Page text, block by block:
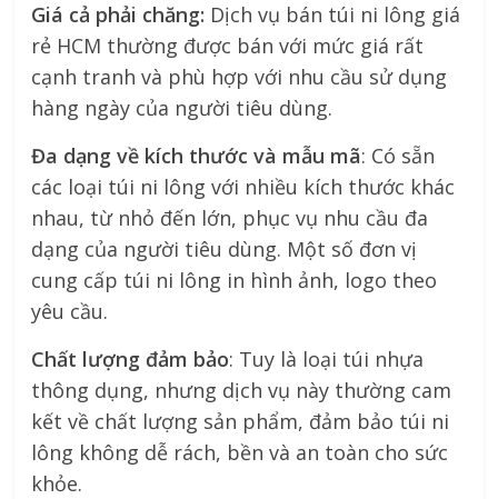
Giá cả phải chăng: Dịch vụ bán túi ni lông giá
rẻ HCM thường được bán với mức giá rất
cạnh tranh và phù hợp với nhu cầu sử dụng
hàng ngày của người tiêu dùng.
Đa dạng về kích thước và mẫu mã: Có sẵn
các loại túi ni lông với nhiều kích thước khác
nhau, từ nhỏ đến lớn, phục vụ nhu cầu đa
dạng của người tiêu dùng. Một số đơn vị
cung cấp túi ni lông in hình ảnh, logo theo
yêu cầu.
Chất lượng đảm bảo: Tuy là loại túi nhựa
thông dụng, nhưng dịch vụ này thường cam
kết về chất lượng sản phẩm, đảm bảo túi ni
lông không dễ rách, bền và an toàn cho sức
khỏe.